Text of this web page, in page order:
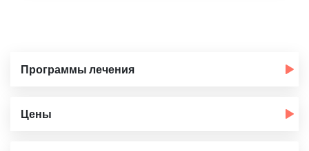
Программы лечения
Цены